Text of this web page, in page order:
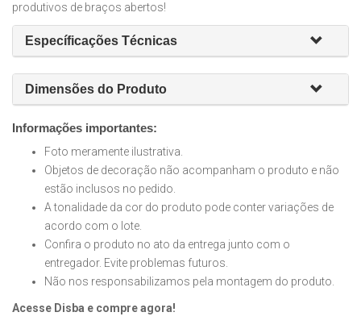
produtivos de braços abertos!
Específicações Técnicas
Dimensões do Produto
Informações importantes:
Foto meramente ilustrativa.
Objetos de decoração não acompanham o produto e não
estão inclusos no pedido.
A tonalidade da cor do produto pode conter variações de
acordo com o lote.
Confira o produto no ato da entrega junto com o
entregador. Evite problemas futuros.
Não nos responsabilizamos pela montagem do produto.
Acesse Disba e compre agora!